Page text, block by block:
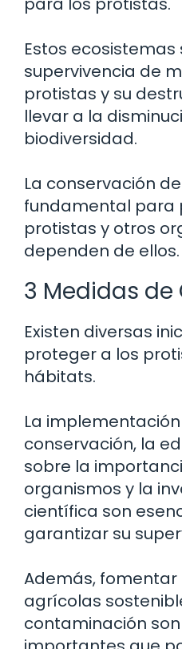
Estos
supervivencia de
protistas y su
llevar a la
biodiversidad.
La conservación
fundamental para
protistas y otros
dependen de ellos.
3 Medidas
Existen diversas
proteger a los
hábitats.
La
conservación, la
sobre la
organismos y la
científica son
garantizar su
Además,
agrícolas
contaminación